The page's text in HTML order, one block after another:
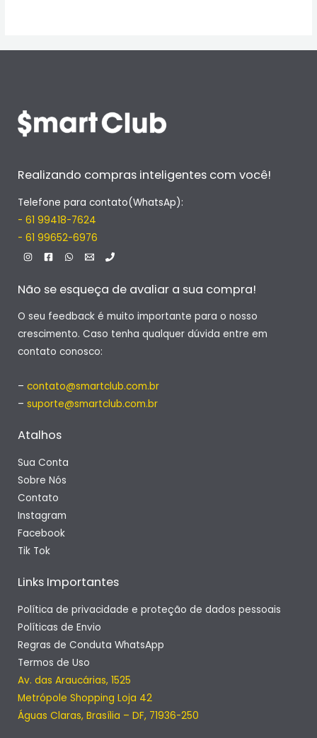
Realizando compras inteligentes com você!
Telefone para contato(WhatsAp):
- 61 99418-7624
- 61 99652-6976
Não se esqueça de avaliar a sua compra!
O seu feedback é muito importante para o nosso
crescimento. Caso tenha qualquer dúvida entre em
contato conosco:
– contato@smartclub.com.br
– suporte@smartclub.com.br
Atalhos
Sua Conta
Sobre Nós
Contato
Instagram
Facebook
Tik Tok
Links Importantes
Política de privacidade e proteção de dados pessoais
Políticas de Envio
Regras de Conduta WhatsApp
Termos de Uso
Av. das Araucárias, 1525
Metrópole Shopping Loja 42
Águas Claras, Brasília – DF, 71936-250